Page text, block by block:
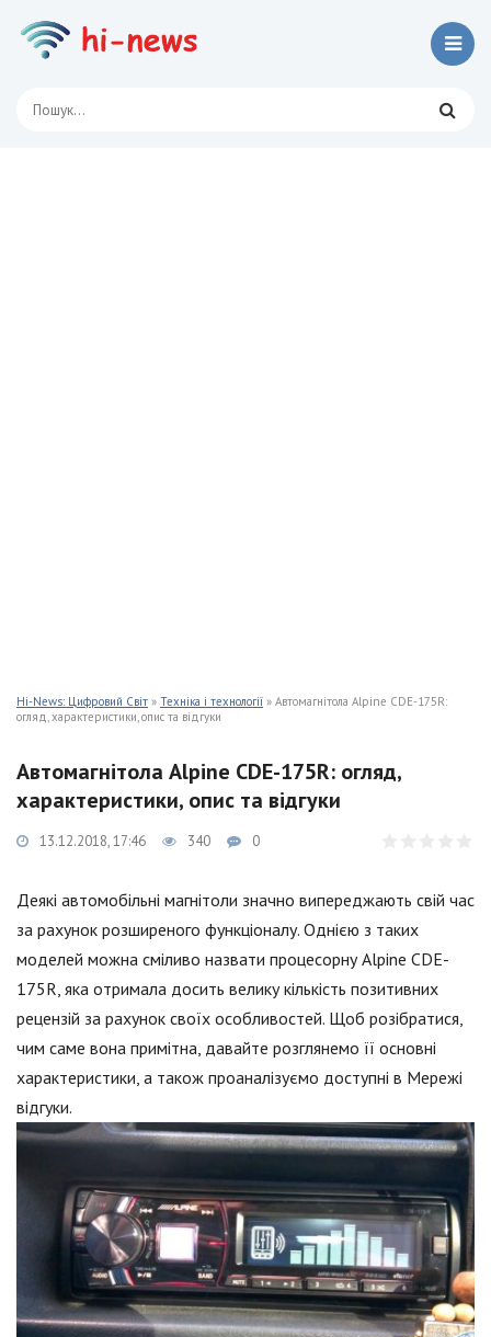
Hi-News: Цифровий Світ » Техніка і технології » Автомагнітола Alpine CDE-175R:
огляд, характеристики, опис та відгуки
Автомагнітола Alpine CDE-175R: огляд,
характеристики, опис та відгуки
13.12.2018, 17:46 340 0
Деякі автомобільні магнітоли значно випереджають свій час
за рахунок розширеного функціоналу. Однією з таких
моделей можна сміливо назвати процесорну Alpine CDE-
175R, яка отримала досить велику кількість позитивних
рецензій за рахунок своїх особливостей. Щоб розібратися,
чим саме вона примітна, давайте розглянемо її основні
характеристики, а також проаналізуємо доступні в Мережі
відгуки.